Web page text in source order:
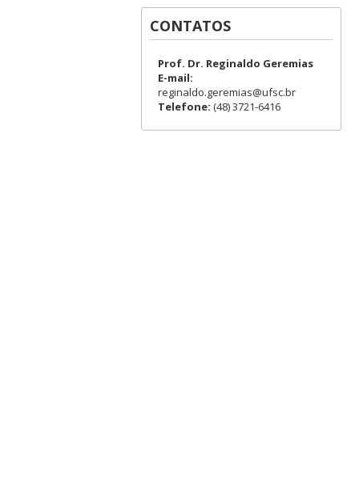
CONTATOS
Prof. Dr. Reginaldo Geremias
E-mail:
reginaldo.geremias@ufsc.br
Telefone: (48) 3721-6416